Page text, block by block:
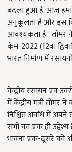
बदला हुआ है. आज
अनुकूलता है और इस
आवश्यकता है. तोमर ने
केम-2022 (12वां
भारत निर्माण में
केंद्रीय रसायन एवं
में केंद्रीय मंत्री
निश्चित अवधि में
सभी का एक ही
भावना एक-दूसरे को